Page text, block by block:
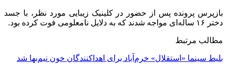
بازپرس پرونده پس از حضور در کلینیک زیبایی مورد نظر، با جسد
دختر ۱۶ ساله‌ای مواجه شدند که به دلایل نامعلومی فوت کرده بود.
مطالب مرتبط
بلیط سینما «استقلال» خرم‌آباد برای اهداکنندگان خون نیم‌بها شد